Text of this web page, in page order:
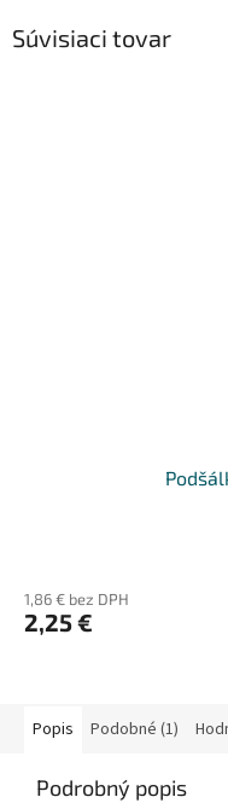
Súvisiaci tovar
1,86 € bez DPH
2,25 €
Popis Podobné (1)
Podrobný popis